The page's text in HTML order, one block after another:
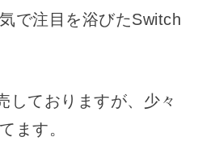
で注目を浴びたSwitch
しておりますが、少々
ます。